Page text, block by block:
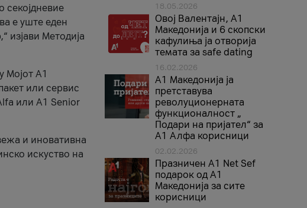
секојдневие
е уште еден
изјави Методија
Мојот А1
или сервис
или A1 Senior
и иновативна
искуство на
18.05.2026
Овој Валентајн, A1
Македонија и 6 скопски
кафулиња ја отворија
темата за safe dating
16.02.2026
А1 Македонија ја
претставува
револуционерната
функционалност „
Подари на пријател“ за
А1 Алфа корисници
02.02.2026
Празничен A1 Net Sеf
подарок од А1
Македонија за сите
корисници